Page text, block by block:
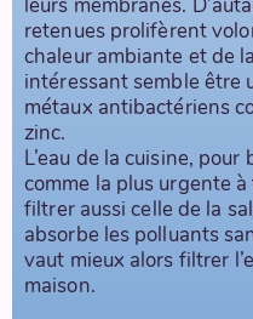
retenues prolifèrent
chaleur ambiante et de
intéressant semble être
métaux antibactériens
zinc.
L’eau de la cuisine,
comme la plus urgente
filtrer aussi celle de la
absorbe les polluants
vaut mieux alors filtrer
maison.